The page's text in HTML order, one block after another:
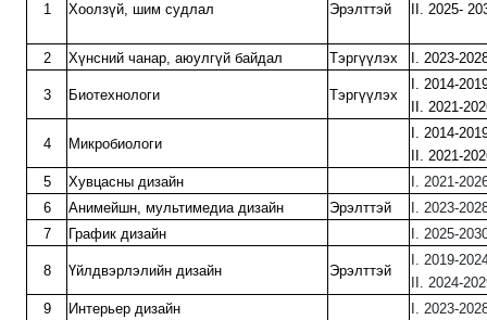
1 Хоолзүй, шим судлал Эрэлттэй
II.
2 Хүнсний чанар, аюулгүй байдал Тэргүүлэх I. 2023-
3 Биотехнологи Тэргүүлэх
I.
II. 2021-
4 Микробиологи
I.
II. 2021-
5
Хувцасны дизайн
I.
6
Анимейшн, мультимедиа дизайн Эрэлттэй
I. 2023-
7
График дизайн I. 2025-
8 Үйлдвэрлэлийн дизайн Эрэлттэй
I.
II. 2024-
9
Интерьер дизайн I. 2023-